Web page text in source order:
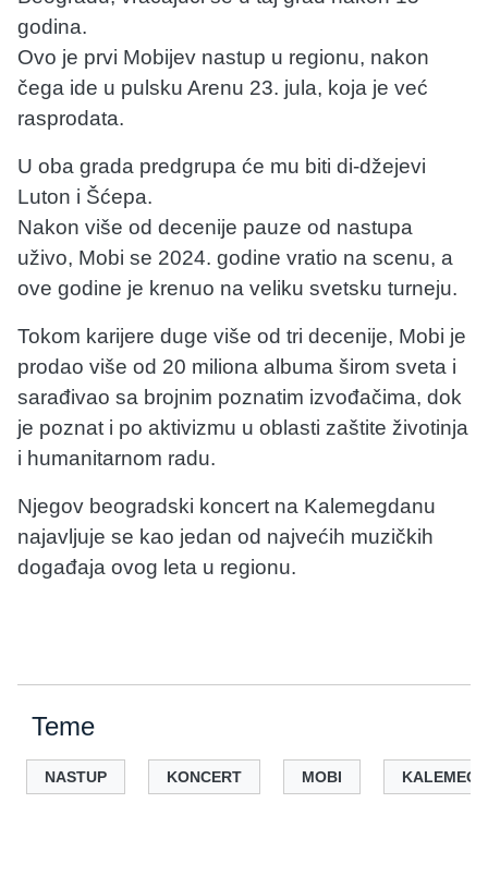
godina.
Ovo je prvi Mobijev nastup u regionu, nakon
čega ide u pulsku Arenu 23. jula, koja je već
rasprodata.
U oba grada predgrupa će mu biti di-džejevi
Luton i Šćepa.
Nakon više od decenije pauze od nastupa
uživo, Mobi se 2024. godine vratio na scenu, a
ove godine je krenuo na veliku svetsku turneju.
Tokom karijere duge više od tri decenije, Mobi je
prodao više od 20 miliona albuma širom sveta i
sarađivao sa brojnim poznatim izvođačima, dok
je poznat i po aktivizmu u oblasti zaštite životinja
i humanitarnom radu.
Njegov beogradski koncert na Kalemegdanu
najavljuje se kao jedan od najvećih muzičkih
događaja ovog leta u regionu.
Teme
NASTUP KONCERT MOBI